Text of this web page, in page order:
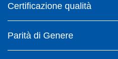
Certificazione qualità
Parità di Genere